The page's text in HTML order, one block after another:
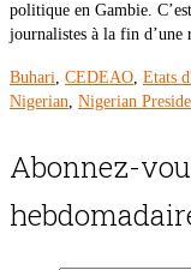
politique en Gambie.
journalistes à la fin
Buhari, CEDEAO, Etats
Nigerian, Nigerian
Abonnez-